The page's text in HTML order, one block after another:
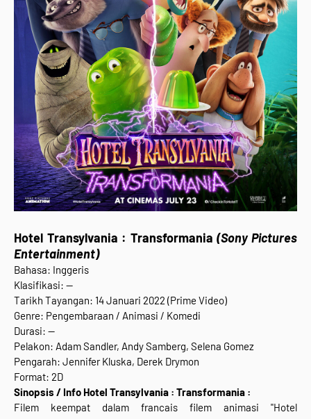
Hotel Transylvania : Transformania(Sony Pictures
Entertainment)
Bahasa: Inggeris
Klasifikasi: --
Tarikh Tayangan: 14 Januari 2022 (Prime Video)
Genre: Pengembaraan / Animasi / Komedi
Durasi: --
Pelakon: Adam Sandler, Andy Samberg, Selena Gomez
Pengarah: Jennifer Kluska, Derek Drymon
Format: 2D
Sinopsis / Info Hotel Transylvania : Transformania :
Filem keempat dalam francais filem animasi "Hotel